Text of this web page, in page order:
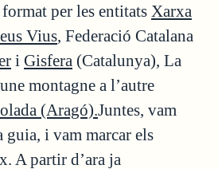
per les entitats Xarxa
Vius, Federació Catalana
i Gisfera (Catalunya), La
montagne a l’autre
(Aragó).Juntes, vam
guia, i vam marcar els
A partir d’ara ja